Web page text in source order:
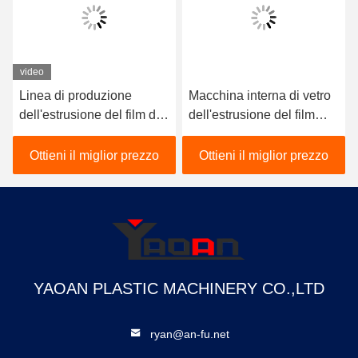
video
Linea di produzione
dell'estrusione del film del
nastro di AF-1000mm pp
per l'imballaggio dei regali
Ottieni il miglior prezzo
Macchina interna di vetro
dell'estrusione del film
della colata di strato di
PVB, linea di produzione
cinematografica di EVA
Ottieni il miglior prezzo
YAOAN PLASTIC MACHINERY CO.,LTD
ryan@an-fu.net